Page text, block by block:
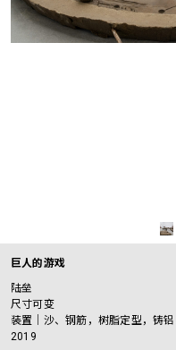
巨人的游戏
陆垒
尺寸可变
装置｜沙、钢筋，树脂定型，铸
2019